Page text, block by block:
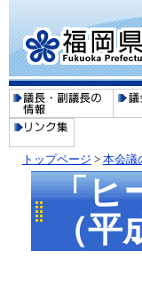
トップページ > 本会議
「ヒ
（